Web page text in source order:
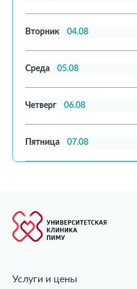
Вторник 04.08
Среда 05.08
Четверг 06.08
Пятница 07.08
Услуги и цены